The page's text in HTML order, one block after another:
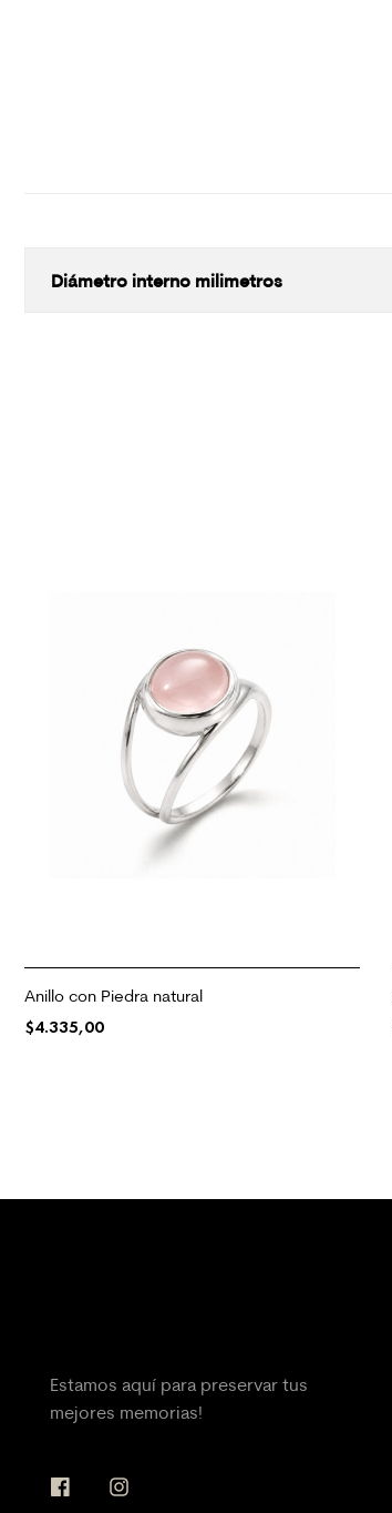
Diámetro interno milimetros
Anillo con Piedra natural
$4.335,00
Estamos aquí para preservar tus
mejores memorias!